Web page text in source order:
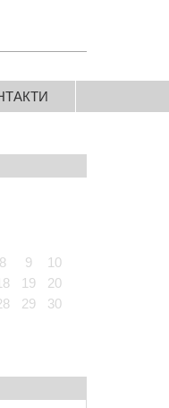
8 9
10
19
20
29
30